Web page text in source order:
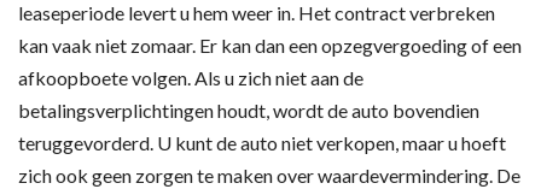
leaseperiode levert u hem weer in. Het contract verbreken
kan vaak niet zomaar. Er kan dan een opzegvergoeding of een
afkoopboete volgen. Als u zich niet aan de
betalingsverplichtingen houdt, wordt de auto bovendien
teruggevorderd. U kunt de auto niet verkopen, maar u hoeft
zich ook geen zorgen te maken over waardevermindering. De